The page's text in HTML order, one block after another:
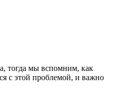
тогда мы вспомним, как
с этой проблемой, и важно